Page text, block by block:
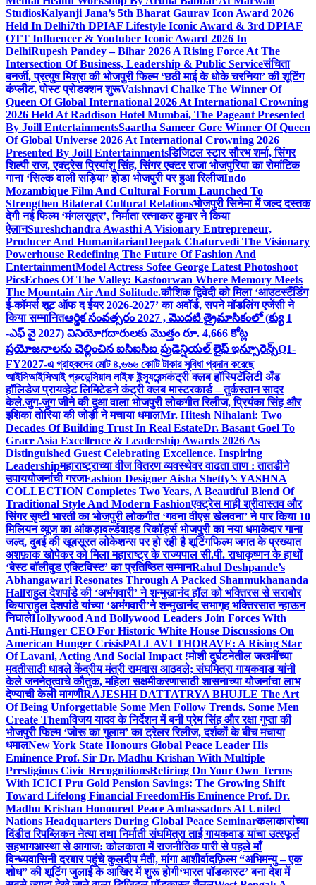
StudiosKalyanji Jana’s 5th Bharat Gaurav Icon Award 2026
Held In Delhi7th DPIAF Lifestyle Iconic Award & 3rd DPIAF
OTT Influencer & Youtuber Iconic Award 2026 In
DelhiRupesh Pandey – Bihar 2026 A Rising Force At The
Intersection Of Business, Leadership & Public Serviceसंचिता
बनर्जी, प्रत्युष मिश्रा की भोजपुरी फिल्म ‘छठी माई के धोके चरनिया’ की शूटिंग
कंप्लीट, पोस्ट प्रोडक्शन शुरूVaishnavi Chalke The Winner Of
Queen Of Global International 2026 At International Crowning
2026 Held At Raddison Hotel Mumbai, The Pageant Presented
By Joill EntertainmentsSaartha Sameer Gore Winner Of Queen
Of Global Universe 2026 At International Crowning 2026
Presented By Joill Entertainmentsडिजिटल स्टार सौरभ शर्मा, सिंगर
शिल्पी राज, एक्ट्रेस प्रियांशु सिंह, सिंगर एक्टर राजा भोजपुरिया का रोमांटिक
गाना ‘सिल्क वाली सड़िया’ होडा भोजपुरी पर हुआ रिलीजIndo
Mozambique Film And Cultural Forum Launched To
Strengthen Bilateral Cultural Relationsभोजपुरी सिनेमा में जल्द दस्तक
देगी नई फिल्म ‘मंगलसूत्र’, निर्माता रत्नाकर कुमार ने किया
ऐलानSureshchandra Awasthi A Visionary Entrepreneur,
Producer And HumanitarianDeepak Chaturvedi The Visionary
Powerhouse Redefining The Future Of Fashion And
EntertainmentModel Actress Sofee George Latest Photoshoot
PicsEchoes Of The Valley: Kastoorwan Where Memory Meets
The Mountain Air And Solitude.कौशिक द्विवेदी को मिला ‘आउटस्टैंडिंग
ई-कॉमर्स शूट ऑफ द ईयर 2026-2027’ का अवॉर्ड, सपने मॉडलिंग एजेंसी ने
किया सम्मानितఆర్థిక సంవత్సరం 2027 , మొదటి త్రైమాసికంలో (క్యు 1
-ఎఫ్ వై 2027) వినియోగదారులకు మొత్తం రూ. 4,666 కోట్ల
ప్రయోజనాలను చెల్లించిన ఐసిఐసిఐ ప్రుడెన్షియల్ లైఫ్ ఇన్సూరెన్స్Q1-
FY2027-এ গ্রাহকদের মোট ৪,৬৬৬ কোটি টাকার সুবিধা প্রদান করেছে
আইসিআইসিআই প্রুডেন্সিয়াল লাইফ ইন্স্যুরেন্সकंट्री क्लब हॉस्पिटॅलिटी अँड
हॉलिडेज प्रायव्हेट लिमिटेडने कंट्री क्लब मास्टरकार्ड – तुर्कस्तान सादर
केले.जुग-जुग जीने की दुआ वाला भोजपुरी लोकगीत रिलीज, प्रियंका सिंह और
इशिका तोरिया की जोड़ी ने मचाया धमालMr. Hitesh Nihalani: Two
Decades Of Building Trust In Real EstateDr. Basant Goel To
Grace Asia Excellence & Leadership Awards 2026 As
Distinguished Guest Celebrating Excellence. Inspiring
Leadershipमहाराष्ट्राच्या वीज वितरण व्यवस्थेवर वाढता ताण : तातडीने
उपाययोजनांची गरजFashion Designer Aisha Shetty’s YASHNA
COLLECTION Completes Two Years, A Beautiful Blend Of
Traditional Style And Modern Fashionएक्ट्रेस माही श्रीवास्तव और
सिंगर सृष्टी भारती का भोजपुरी लोकगीत ‘गवना वीएस खेलवना’ ने पार किया 10
मिलियन व्यूज का आंकड़ावर्ल्डवाइड रिकॉर्ड्स भोजपुरी का नया धमाकेदार गाना
जल्द, दुबई की खूबसूरत लोकेशन्स पर हो रही है शूटिंगफिल्म जगत के प्रख्यात
अशफ़ाक खोपेकर को मिला महाराष्ट्र के राज्यपाल सी.पी. राधाकृष्णन के हाथों
‘बेस्ट बॉलीवुड एक्टिविस्ट’ का प्रतिष्ठित सम्मानRahul Deshpande’s
Abhangawari Resonates Through A Packed Shanmukhananda
Hallराहुल देशपांडे की ‘अभंगवारी’ ने शन्मुखानंद हॉल को भक्तिरस से सराबोर
कियाराहुल देशपांडे यांच्या ‘अभंगवारी’ने शन्मुखानंद सभागृह भक्तिरसात न्हाऊन
निघालेHollywood And Bollywood Leaders Join Forces With
Anti-Hunger CEO For Historic White House Discussions On
American Hunger CrisisPALLAVI THORAVE: A Rising Star
Of Lavani, Acting And Social Impact !मोशी दुर्घटनेतील जखमींच्या
मदतीसाठी धावले केंद्रीय मंत्री रामदास आठवले; संघमित्रा गायकवाड यांनी
केले जननेतृत्वाचे कौतुक, महिला सक्षमीकरणासाठी शासनाच्या योजनांचा लाभ
देण्याची केली मागणीRAJESHH DATTATRYA BHUJLE The Art
Of Being Unforgettable Some Men Follow Trends. Some Men
Create Themविजय यादव के निर्देशन में बनी प्रेम सिंह और रक्षा गुप्ता की
भोजपुरी फिल्म ‘जोरू का गुलाम’ का ट्रेलर रिलीज, दर्शकों के बीच मचाया
धमालNew York State Honours Global Peace Leader His
Eminence Prof. Sir Dr. Madhu Krishan With Multiple
Prestigious Civic RecognitionsRetiring On Your Own Terms
With ICICI Pru Gold Pension Savings: The Growing Shift
Toward Lifelong Financial FreedomHis Eminence Prof. Dr.
Madhu Krishan Honoured Peace Ambassadors At United
Nations Headquarters During Global Peace Seminarकलाकारांच्या
दिंडीत रिपब्लिकन नेत्या तथा निर्माती संघमित्रा ताई गायकवाड यांचा उत्स्फूर्त
सहभागआस्था से आगाज: कोलकाता में राजनीतिक पारी से पहले माँ
विन्ध्यवासिनी दरबार पहुंचे कुलदीप मैती, मांगा आशीर्वादफ़िल्म “अभिमन्यु – एक
शोध” की शूटिंग जुलाई के आखिर में शुरू होगी‘भारत पॉडकास्ट’ बना देश में